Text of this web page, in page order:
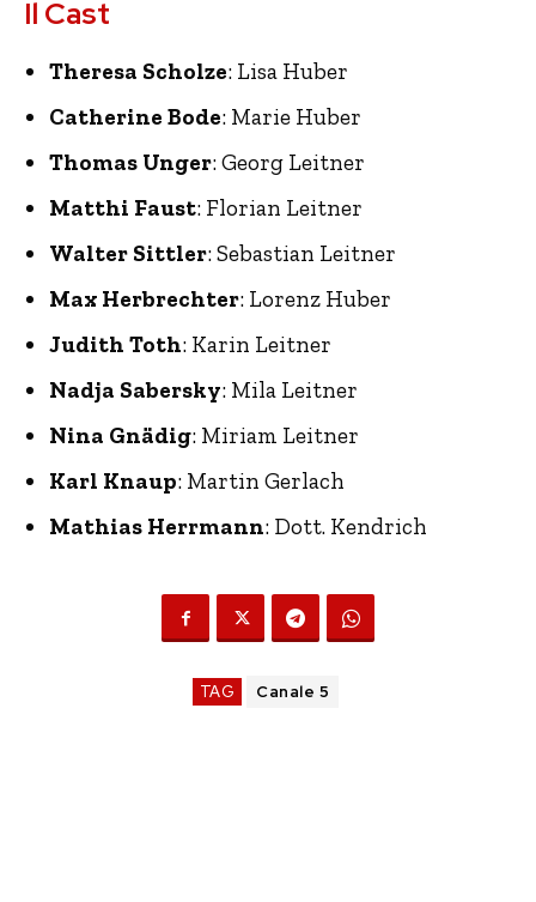
Il Cast
Theresa Scholze: Lisa Huber
Catherine Bode: Marie Huber
Thomas Unger: Georg Leitner
Matthi Faust: Florian Leitner
Walter Sittler: Sebastian Leitner
Max Herbrechter: Lorenz Huber
Judith Toth: Karin Leitner
Nadja Sabersky: Mila Leitner
Nina Gnädig: Miriam Leitner
Karl Knaup: Martin Gerlach
Mathias Herrmann: Dott. Kendrich
TAG Canale 5